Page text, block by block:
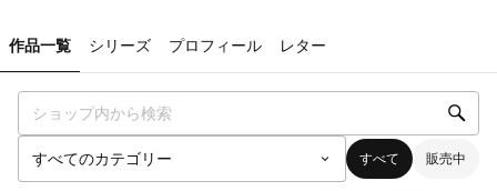
作品一覧 シリーズ プロフィール レター
すべて 販売中